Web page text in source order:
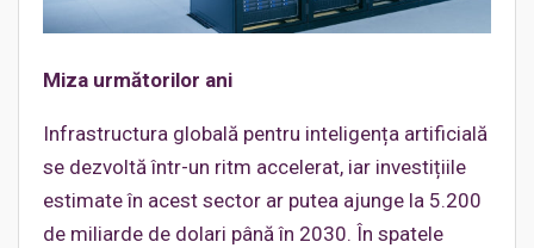
Miza următorilor ani
Infrastructura globală pentru inteligența artificială
se dezvoltă într-un ritm accelerat, iar investițiile
estimate în acest sector ar putea ajunge la 5.200
de miliarde de dolari până în 2030. În spatele